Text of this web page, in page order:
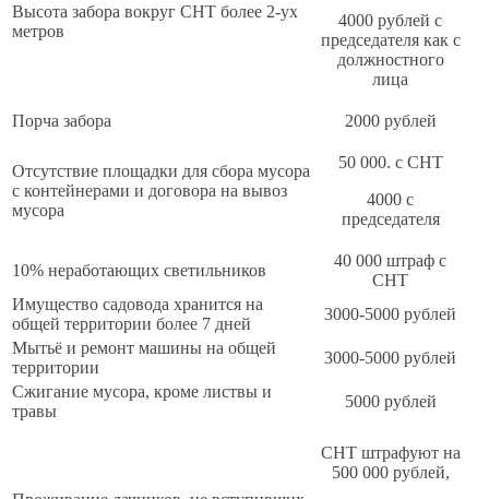
Высота забора вокруг СНТ более 2-ух
метров
4000 рублей с
председателя как с
должностного
лица
Порча забора 2000 рублей
Отсутствие площадки для сбора мусора
с контейнерами и договора на вывоз
мусора
50 000. с СНТ
4000 с
председателя
10% неработающих светильников
40 000 штраф с
СНТ
Имущество садовода хранится на
общей территории более 7 дней
3000-5000 рублей
Мытьё и ремонт машины на общей
территории
3000-5000 рублей
Сжигание мусора, кроме листвы и
травы
5000 рублей
СНТ штрафуют на
500 000 рублей,